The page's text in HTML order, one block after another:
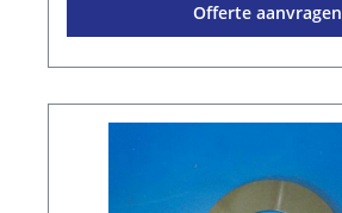
Offerte aanvragen